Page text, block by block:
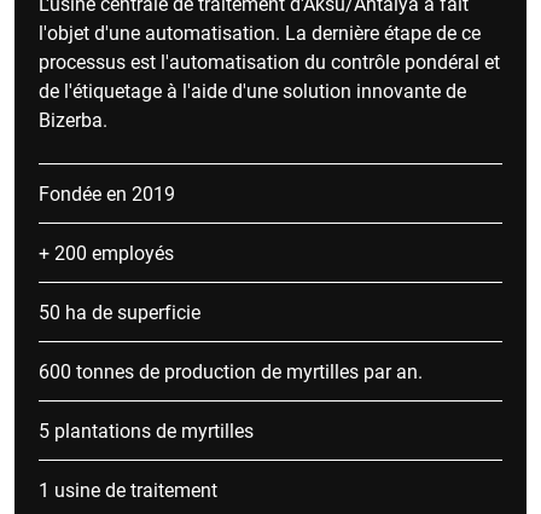
l'objet d'une automatisation. La dernière étape de ce
processus est l'automatisation du contrôle pondéral et
de l'étiquetage à l'aide d'une solution innovante de
Bizerba.
Fondée en 2019
+ 200 employés
50 ha de superficie
600 tonnes de production de myrtilles par an.
5 plantations de myrtilles
1 usine de traitement